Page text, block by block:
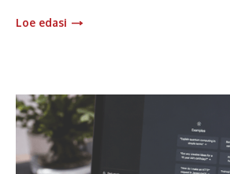
Loe edasi